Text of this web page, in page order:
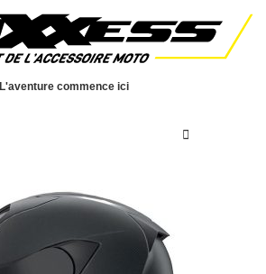
L'aventure commence ici